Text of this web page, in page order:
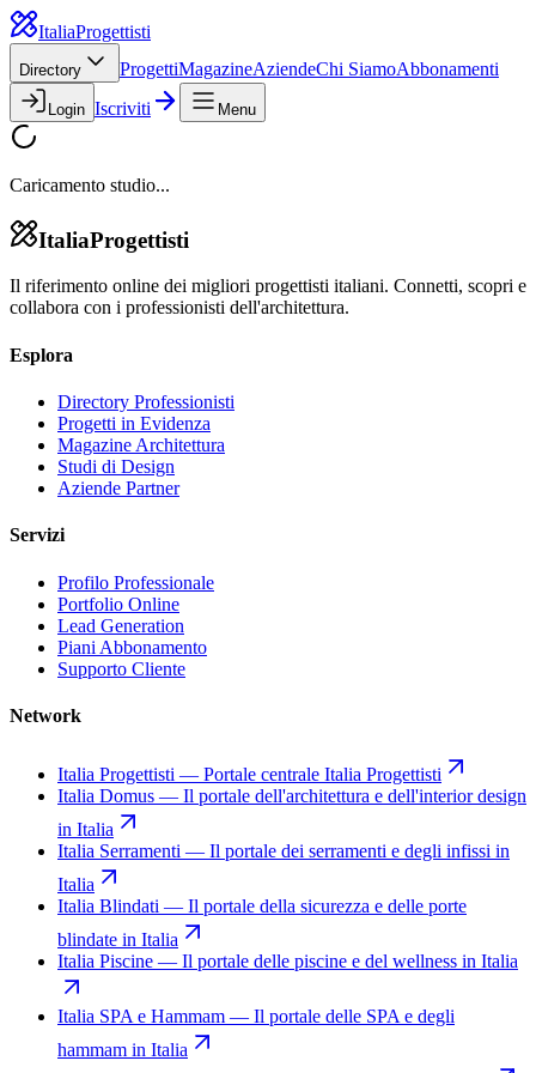
ItaliaProgettisti
Directory ProgettiMagazineAziendeChi SiamoAbbonamenti
Login Iscriviti Menu
Caricamento studio...
ItaliaProgettisti
Il riferimento online dei migliori progettisti italiani. Connetti, scopri e
collabora con i professionisti dell'architettura.
Esplora
Directory Professionisti
Progetti in Evidenza
Magazine Architettura
Studi di Design
Aziende Partner
Servizi
Profilo Professionale
Portfolio Online
Lead Generation
Piani Abbonamento
Supporto Cliente
Network
Italia Progettisti — Portale centrale Italia Progettisti
Italia Domus — Il portale dell'architettura e dell'interior design
in Italia
Italia Serramenti — Il portale dei serramenti e degli infissi in
Italia
Italia Blindati — Il portale della sicurezza e delle porte
blindate in Italia
Italia Piscine — Il portale delle piscine e del wellness in Italia
Italia SPA e Hammam — Il portale delle SPA e degli
hammam in Italia